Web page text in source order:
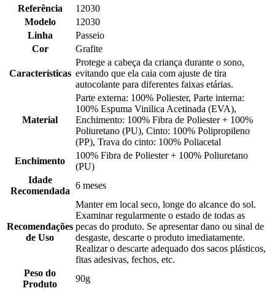
Referência
12030
Modelo
12030
Linha
Passeio
Cor
Grafite
Características
Protege a cabeça da criança durante o sono,
evitando que ela caia com ajuste de tira
autocolante para diferentes faixas etárias.
Material
Parte externa: 100% Poliester, Parte interna:
100% Espuma Vinilica Acetinada (EVA),
Enchimento: 100% Fibra de Poliester + 100%
Poliuretano (PU), Cinto: 100% Polipropileno
(PP), Trava do cinto: 100% Poliacetal
Enchimento
100% Fibra de Poliester + 100% Poliuretano
(PU)
Idade
Recomendada
6 meses
Recomendações
de Uso
Manter em local seco, longe do alcance do sol.
Examinar regularmente o estado de todas as
pecas do produto. Se apresentar dano ou sinal de
desgaste, descarte o produto imediatamente.
Realizar o descarte adequado dos sacos plásticos,
fitas adesivas, fechos, etc.
Peso do
Produto
90g